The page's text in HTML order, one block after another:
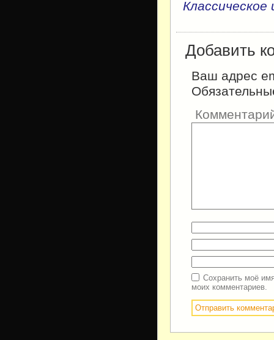
Классическое
Добавить
Ваш адрес
Сохранить моё
моих комментариев.